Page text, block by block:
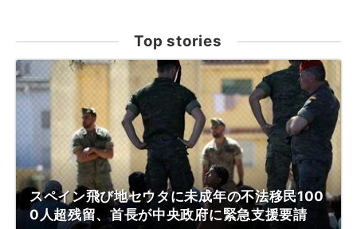
Top stories
スペイン飛び地セウタに未成年の不法移民100
0人超残留、首長が中央政府に緊急支援要請